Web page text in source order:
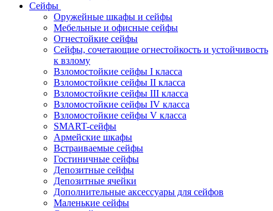
Сейфы
Оружейные шкафы и сейфы
Мебельные и офисные сейфы
Огнестойкие сейфы
Сейфы, сочетающие огнестойкость и устойчивость
к взлому
Взломостойкие сейфы I класса
Взломостойкие сейфы II класса
Взломостойкие сейфы III класса
Взломостойкие сейфы IV класса
Взломостойкие сейфы V класса
SMART-сейфы
Армейские шкафы
Встраиваемые сейфы
Гостиничные сейфы
Депозитные сейфы
Депозитные ячейки
Дополнительные аксессуары для сейфов
Маленькие сейфы